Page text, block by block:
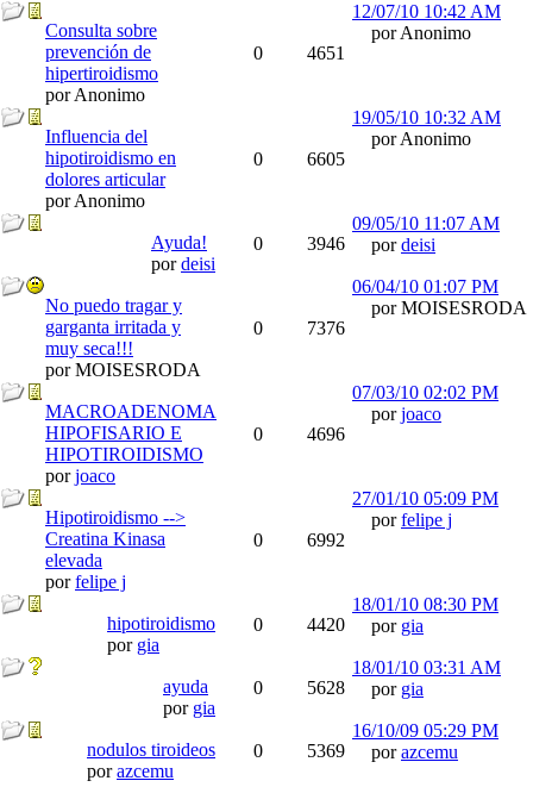
Consulta sobre
prevención de
hipertiroidismo
por Anonimo
0 4651
12/07/10 10:42 AM
por Anonimo
Influencia del
hipotiroidismo en
dolores articular
por Anonimo
0 6605
19/05/10 10:32 AM
por Anonimo
Ayuda!
pordeisi
0 3946
09/05/10 11:07 AM
pordeisi
No puedo tragar y
garganta irritada y
muy seca!!!
por MOISESRODA
0 7376
06/04/10 01:07 PM
por MOISESRODA
MACROADENOMA
HIPOFISARIO E
HIPOTIROIDISMO
porjoaco
0 4696
07/03/10 02:02 PM
porjoaco
Hipotiroidismo -->
Creatina Kinasa
elevada
porfelipe j
0 6992
27/01/10 05:09 PM
porfelipe j
hipotiroidismo
por gia
0 4420
18/01/10 08:30 PM
por gia
ayuda
por gia
0 5628
18/01/10 03:31 AM
por gia
nodulos tiroideos
porazcemu
0 5369
16/10/09 05:29 PM
porazcemu